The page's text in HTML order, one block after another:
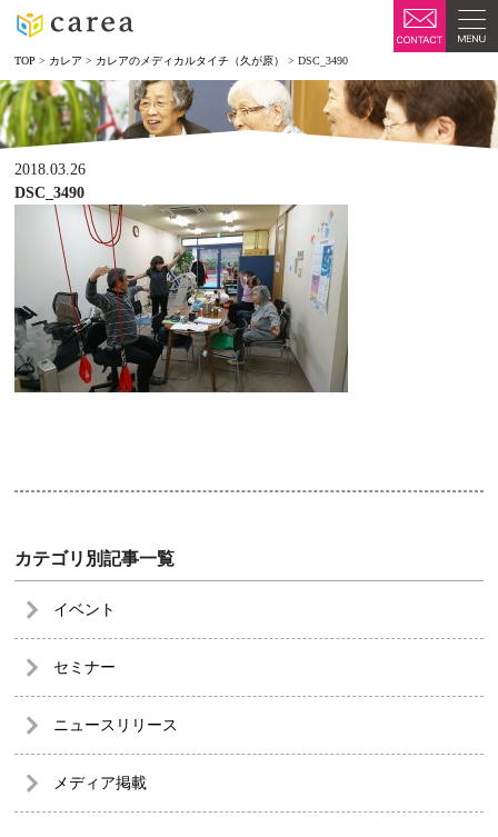
TOP > カレア > カレアのメディカルタイチ（久が原） >DSC_3490
2018.03.26
DSC_3490
カテゴリ別記事一覧
イベント
セミナー
ニュースリリース
メディア掲載